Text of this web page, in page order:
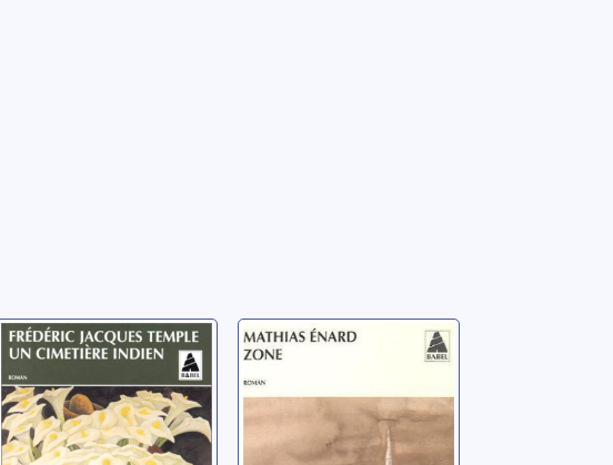
Un cimetière
indien : roman
Temple, Frédéric
Jacques
Zone: roman
Énard, Mathias